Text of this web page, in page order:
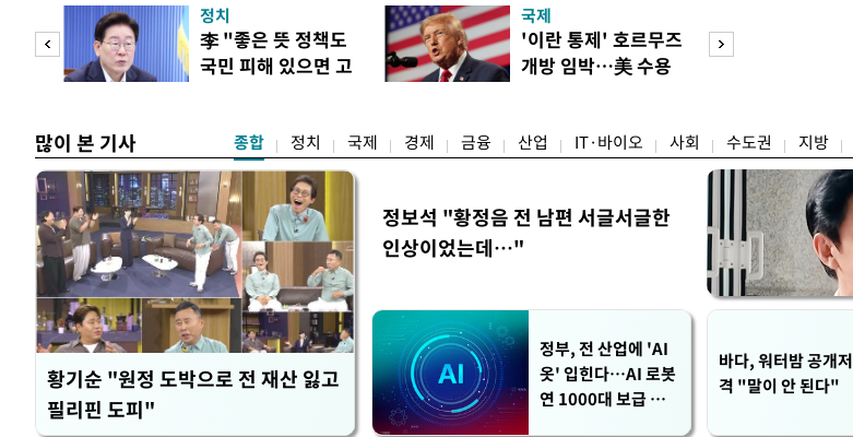
을 두고 산업과 노동을 책임지는 장관이 견해차를 드러냈다.
김정관 산업통상부 장관은 메가특구법에 연장근로, 연구개
발(R&D) 인력에 대한 근로시간 특례, 탄력·선택적 근로제
정치
李 "좋은 뜻 정책도
국민 피해 있으면 고
국제
'이란 통제' 호르무즈
개방 임박…美 수용
많이 본 기사 종합 정치 국제 경제 금융 산업 IT·바이오 사회 수도권 지방
황기순 "원정 도박으로 전 재산 잃고
필리핀 도피"
정보석 "황정음 전 남편 서글서글한
인상이었는데…"
정부, 전 산업에 'AI
옷' 입힌다…AI 로봇
연 1000대 보급 추
바다, 워터밤 공개저
격 "말이 안 된다"